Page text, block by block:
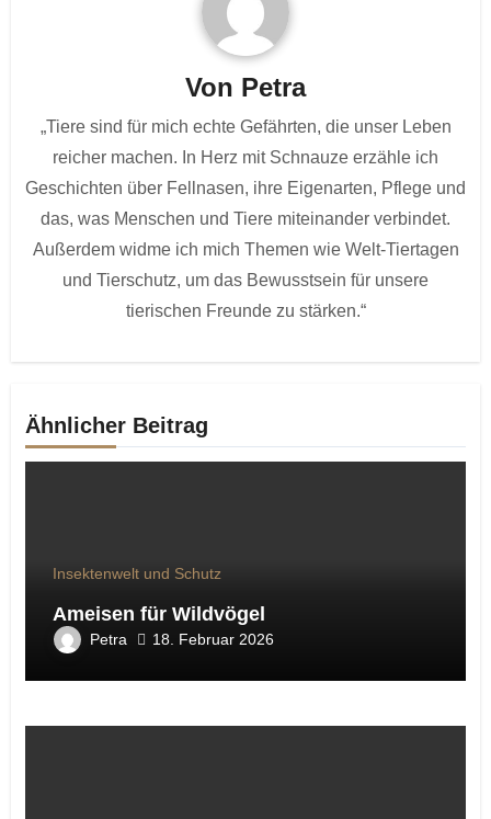
Von Petra
„Tiere sind für mich echte Gefährten, die unser Leben
reicher machen. In Herz mit Schnauze erzähle ich
Geschichten über Fellnasen, ihre Eigenarten, Pflege und
das, was Menschen und Tiere miteinander verbindet.
Außerdem widme ich mich Themen wie Welt-Tiertagen
und Tierschutz, um das Bewusstsein für unsere
tierischen Freunde zu stärken.“
Ähnlicher Beitrag
Insektenwelt und Schutz
Ameisen für Wildvögel
Petra 18. Februar 2026